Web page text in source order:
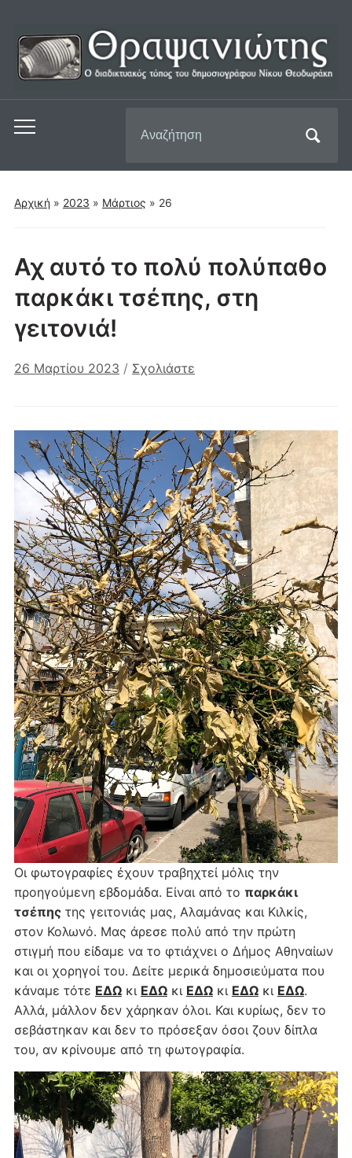
Εναλλαγή
μενού
για
για:
Αρχική » 2023 » Μάρτιος » 26
Αχ αυτό το πολύ πολύπαθο
παρκάκι τσέπης, στη
γειτονιά!
26 Μαρτίου 2023 / Σχολιάστε
Οι φωτογραφίες έχουν τραβηχτεί μόλις την
προηγούμενη εβδομάδα. Είναι από το παρκάκι
τσέπηςτης γειτονιάς μας, Αλαμάνας και Κιλκίς,
στον Κολωνό. Μας άρεσε πολύ από την πρώτη
στιγμή που είδαμε να το φτιάχνει ο Δήμος Αθηναίων
και οι χορηγοί του. Δείτε μερικά δημοσιεύματα που
κάναμε τότε ΕΔΩκι ΕΔΩκι ΕΔΩκι ΕΔΩκι ΕΔΩ.
Αλλά, μάλλον δεν χάρηκαν όλοι. Και κυρίως, δεν το
σεβάστηκαν και δεν το πρόσεξαν όσοι ζουν δίπλα
του, αν κρίνουμε από τη φωτογραφία.